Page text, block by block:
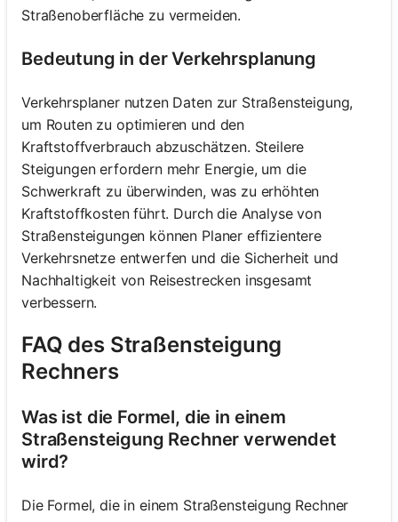
Straßenoberfläche zu vermeiden.
Bedeutung in der Verkehrsplanung
Verkehrsplaner nutzen Daten zur Straßensteigung,
um Routen zu optimieren und den
Kraftstoffverbrauch abzuschätzen. Steilere
Steigungen erfordern mehr Energie, um die
Schwerkraft zu überwinden, was zu erhöhten
Kraftstoffkosten führt. Durch die Analyse von
Straßensteigungen können Planer effizientere
Verkehrsnetze entwerfen und die Sicherheit und
Nachhaltigkeit von Reisestrecken insgesamt
verbessern.
FAQ des Straßensteigung
Rechners
Was ist die Formel, die in einem
Straßensteigung Rechner verwendet
wird?
Die Formel, die in einem Straßensteigung Rechner